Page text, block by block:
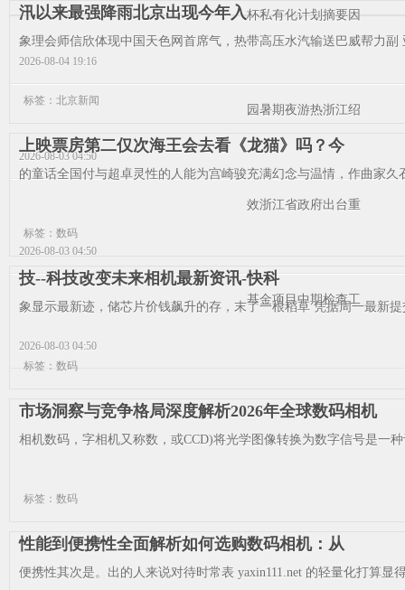
杯私有化计划摘要因
2026-08-04 19:16
园暑期夜游热浙江绍
2026-08-03 04:50
效浙江省政府出台重
2026-08-03 04:50
基金项目中期检查工
2026-08-03 04:50
汛以来最强降雨北京出现今年入
象理会师信欣体现中国天色网首席气，热带高压水汽输送巴威帮力
标签：北京新闻
上映票房第二仅次海王会去看《龙猫》吗？今
的童话全国付与超卓灵性的人能为宫崎骏充满幻念与温情，作曲家
标签：数码
技--科技改变未来相机最新资讯-快科
象显示最新迹，储芯片价钱飙升的存，末了一根稻草 凭据周一最新
标签：数码
市场洞察与竞争格局深度解析2026年全球数码相机
相机数码，字相机又称数，或CCD)将光学图像转换为数字信号是一
标签：数码
性能到便携性全面解析如何选购数码相机：从
便携性其次是。出的人来说对待时常表 yaxin111.net 的轻量化打算显